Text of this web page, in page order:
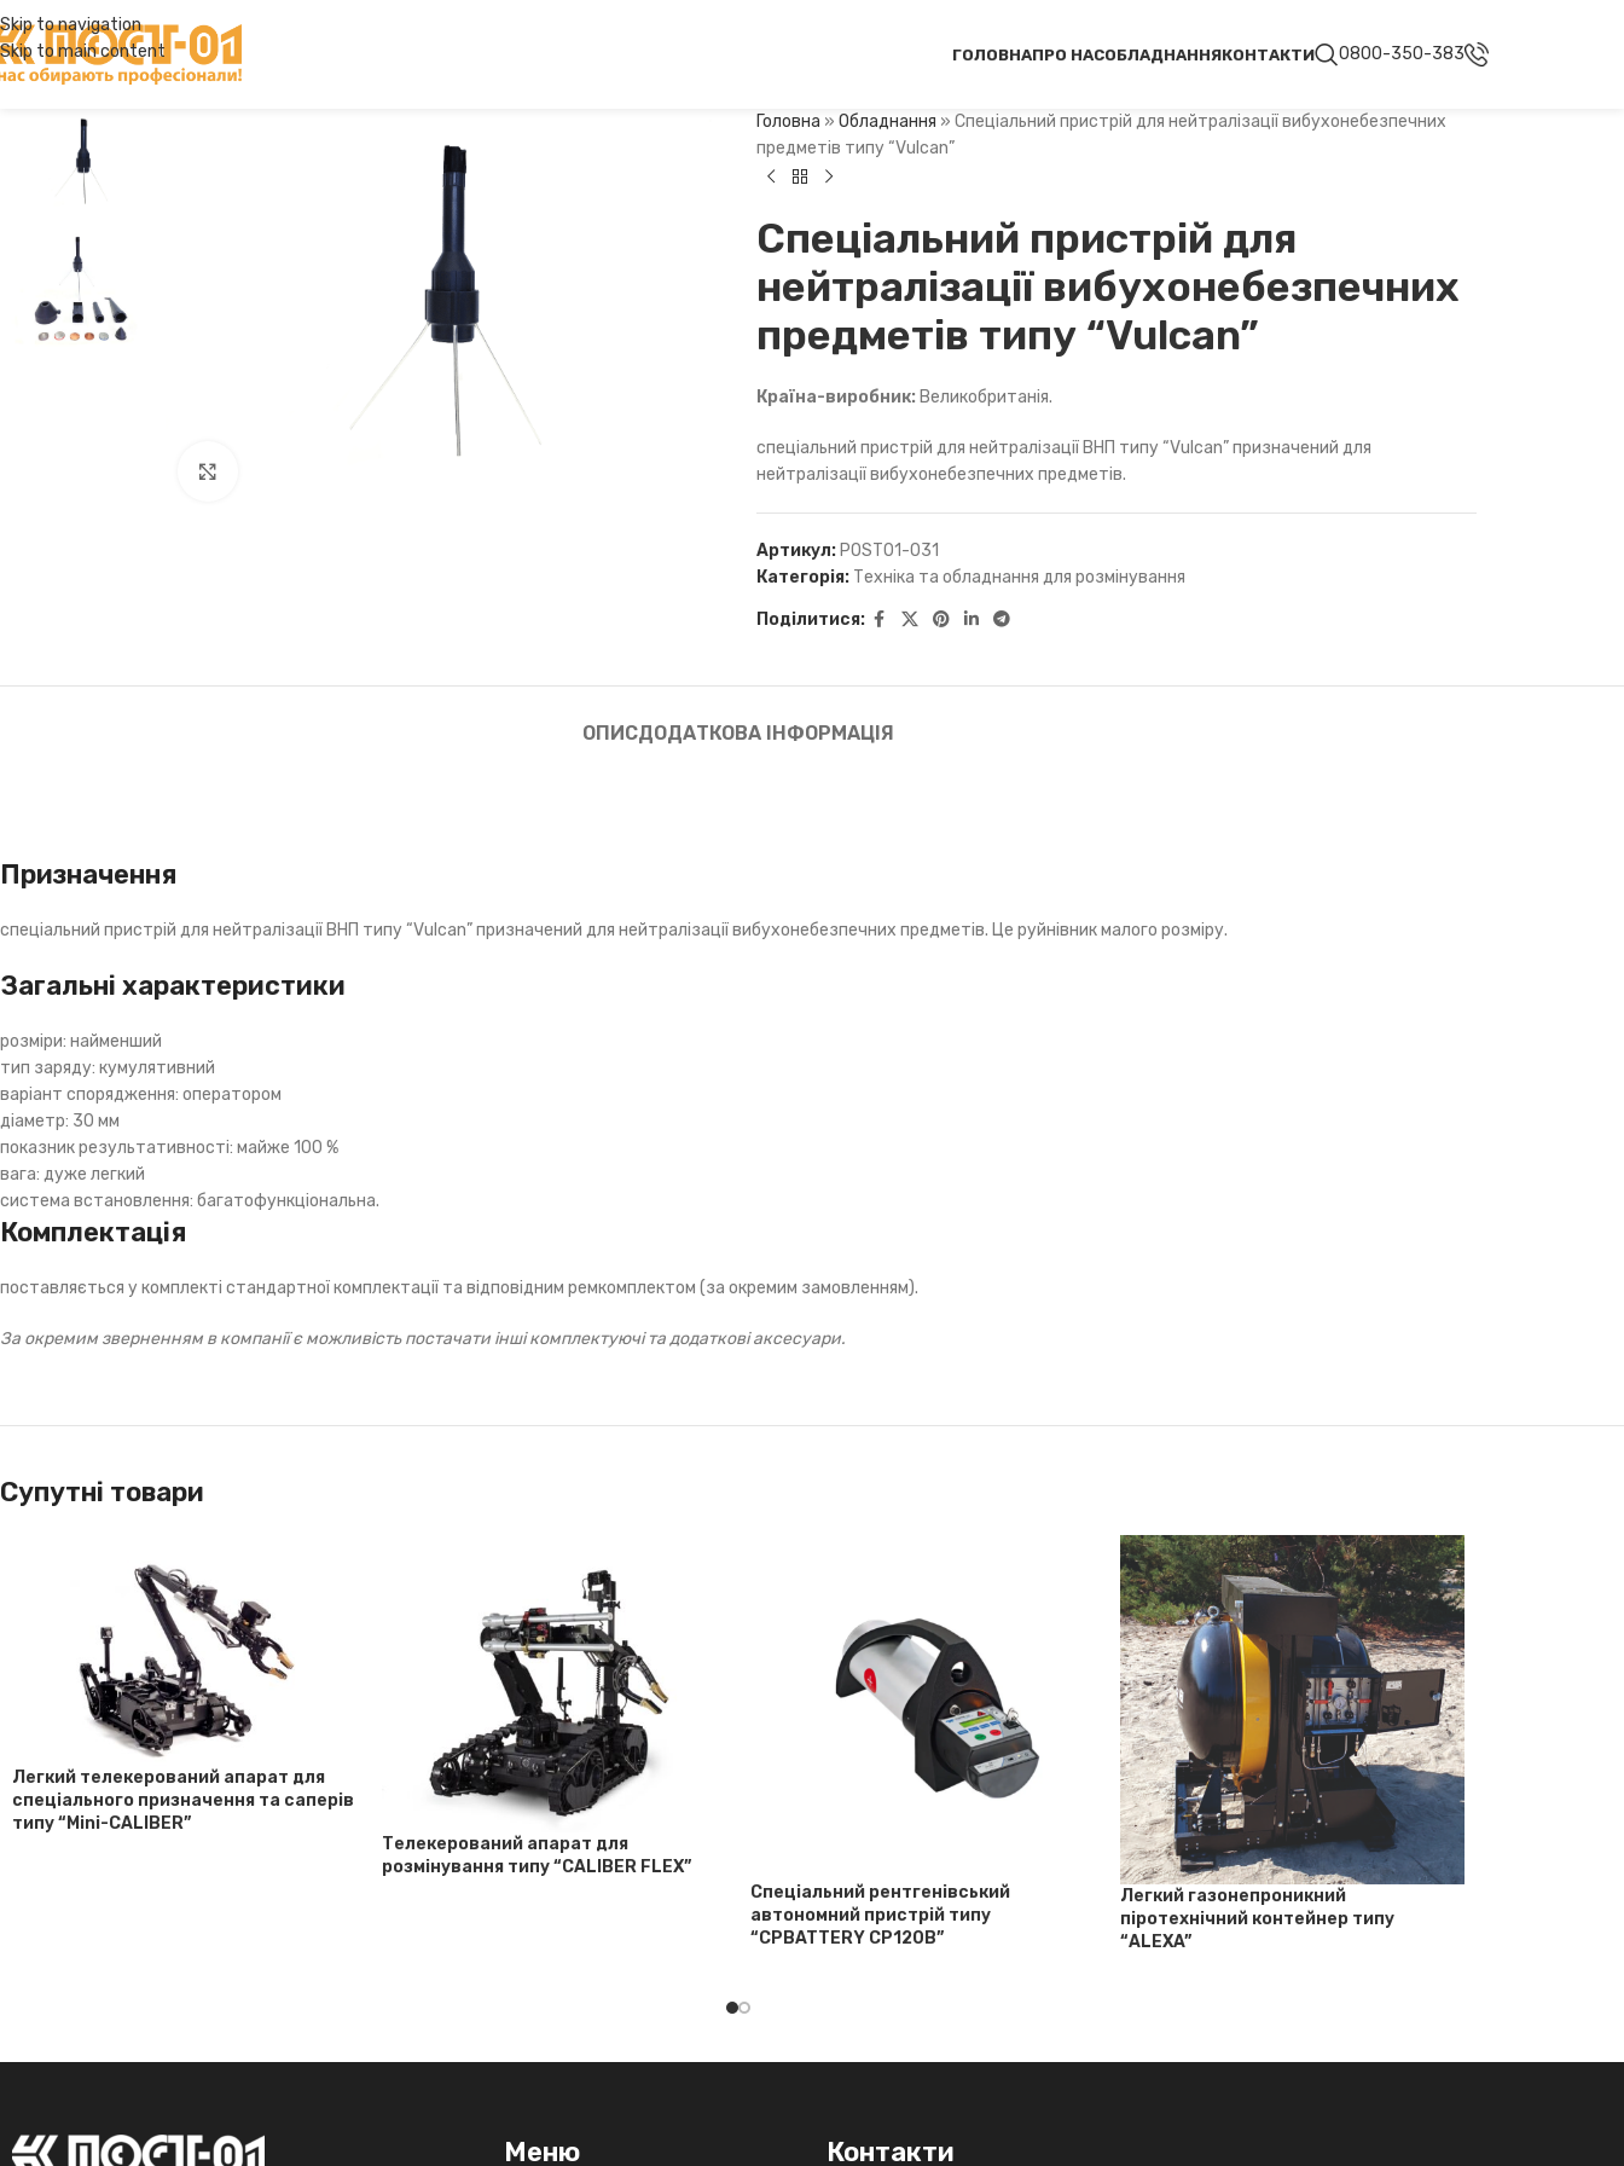
Skip to navigation
Skip to main content
ГОЛОВНАПРО НАСОБЛАДНАННЯКОНТАКТИ 0800-350-383
Головна » Обладнання » Спеціальний пристрій для нейтралізації вибухонебезпечних
предметів типу “Vulcan”
Спеціальний пристрій для
нейтралізації вибухонебезпечних
предметів типу “Vulcan”
Країна-виробник: Великобританія.
спеціальний пристрій для нейтралізації ВНП типу “Vulcan” призначений для
нейтралізації вибухонебезпечних предметів.
Артикул: POST01-031
Категорія: Техніка та обладнання для розмінування
Поділитися:
ОПИСДОДАТКОВА ІНФОРМАЦІЯ
Призначення
спеціальний пристрій для нейтралізації ВНП типу “Vulcan” призначений для нейтралізації вибухонебезпечних предметів. Це руйнівник малого розміру.
Загальні характеристики
розміри: найменший
тип заряду: кумулятивний
варіант спорядження: оператором
діаметр: 30 мм
показник результативності: майже 100 %
вага: дуже легкий
система встановлення: багатофункціональна.
Комплектація
поставляється у комплекті стандартної комплектації та відповідним ремкомплектом (за окремим замовленням).
За окремим зверненням в компанії є можливість постачати інші комплектуючі та додаткові аксесуари.
Супутні товари
Легкий телекерований апарат для
спеціального призначення та саперів
типу “Mini-CALIBER”
Телекерований апарат для
розмінування типу “CALIBER FLEX”
Спеціальний рентгенівський
автономний пристрій типу
“CPBATTERY CP120B”
Легкий газонепроникний
піротехнічний контейнер типу
“ALEXA”
Меню Контакти